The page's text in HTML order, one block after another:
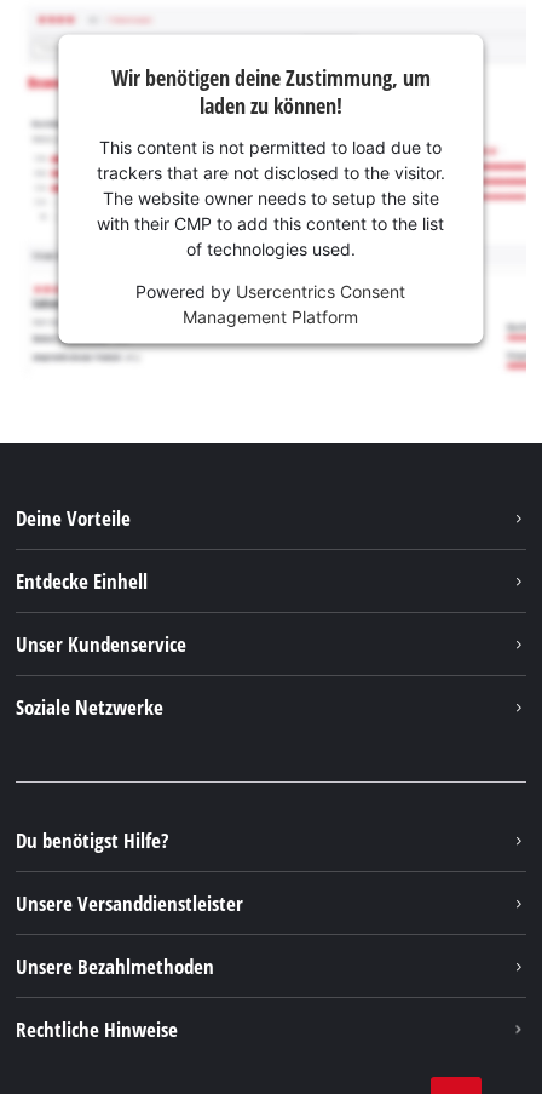
Wir benötigen deine Zustimmung, um
laden zu können!
This content is not permitted to load due to
trackers that are not disclosed to the visitor.
The website owner needs to setup the site
with their CMP to add this content to the list
of technologies used.
Powered by Usercentrics Consent
Management Platform
Deine Vorteile
Entdecke Einhell
Nachhaltigkeit
Unser Kundenservice
FAQs
Rücksendungen / Widerruf
Verpackungsrichtlinien
Hinweise zur Batterieentsorgung
Vertrag widerrufen
Soziale Netzwerke
Instagram
TikTok
Pinterest
Linkedin
Du benötigst Hilfe?
Unsere Versanddienstleister
Unsere Bezahlmethoden
Rechtliche Hinweise